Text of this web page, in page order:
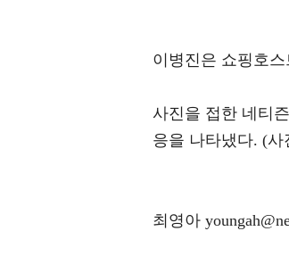
이병진은 쇼핑호
사진을 접한 네티
응을 나타냈다. (
최영아